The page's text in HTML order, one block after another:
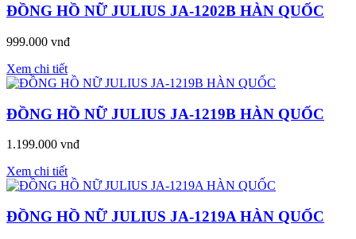
ĐỒNG HỒ NỮ JULIUS JA-1202B HÀN QUỐC
999.000 vnđ
Xem chi tiết
ĐỒNG HỒ NỮ JULIUS JA-1219B HÀN QUỐC
1.199.000 vnđ
Xem chi tiết
ĐỒNG HỒ NỮ JULIUS JA-1219A HÀN QUỐC